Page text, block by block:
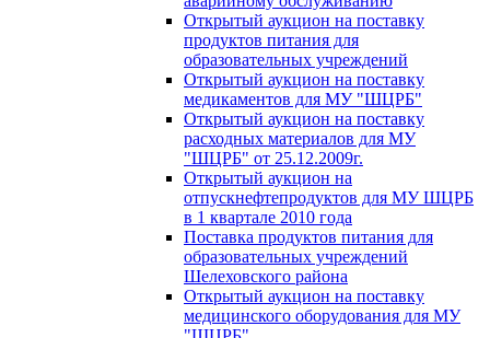
Открытый аукцион на поставку
продуктов питания для
образовательных учреждений
Открытый аукцион на поставку
медикаментов для МУ "ШЦРБ"
Открытый аукцион на поставку
расходных материалов для МУ
"ШЦРБ" от 25.12.2009г.
Открытый аукцион на
отпускнефтепродуктов для МУ ШЦРБ
в 1 квартале 2010 года
Поставка продуктов питания для
образовательных учреждений
Шелеховского района
Открытый аукцион на поставку
медицинского оборудования для МУ